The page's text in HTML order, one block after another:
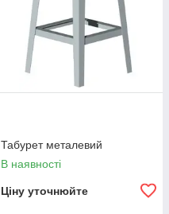
Табурет металевий
В наявності
Ціну уточнюйте